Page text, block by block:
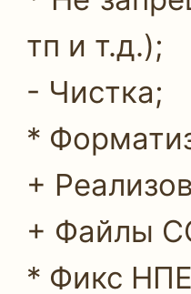
тп и т.д.);
- Чистка;
*
+
+ Файлы
* Фикс